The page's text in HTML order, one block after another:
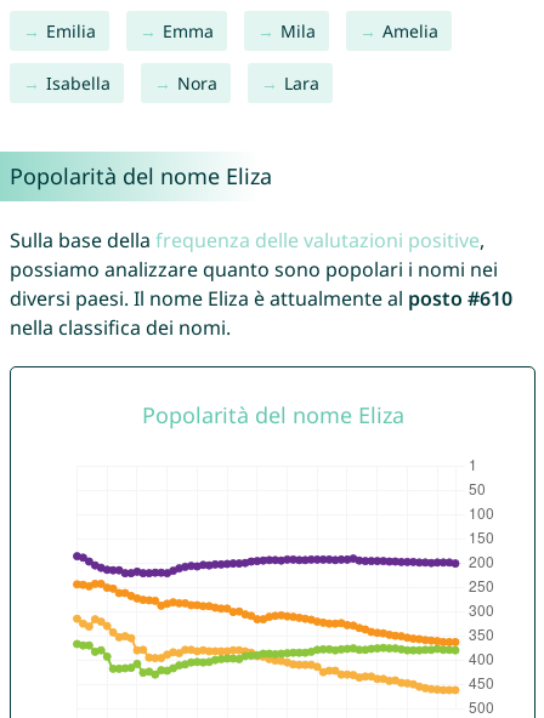
Emilia Emma Mila Amelia
Isabella Nora Lara
Popolarità del nome Eliza
Sulla base della frequenza delle valutazioni positive,
possiamo analizzare quanto sono popolari i nomi nei
diversi paesi. Il nome Eliza è attualmente al posto #610
nella classifica dei nomi.